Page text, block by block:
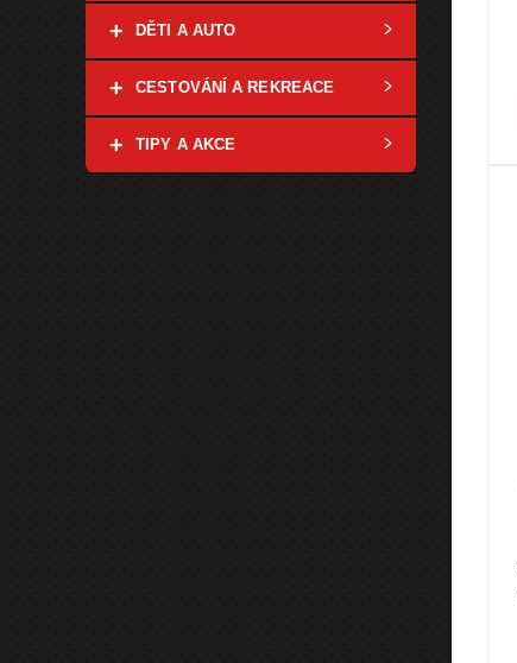
+ DĚTI A AUTO
+ CESTOVÁNÍ A REKREACE
+ TIPY A AKCE